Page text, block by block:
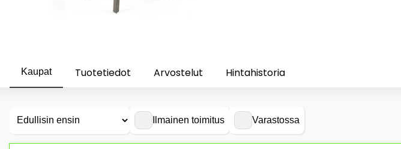
Kaupat Tuotetiedot Arvostelut Hintahistoria
Ilmainen toimitus Varastossa